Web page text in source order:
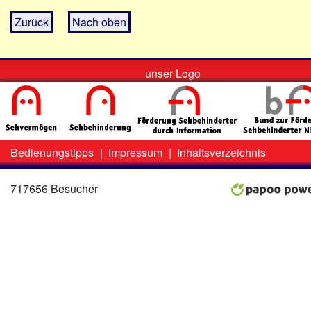
Zurück Nach oben
unser Logo
Zweit-
Menü
Bedienungstipps | Impressum | Inhaltsverzeichnis
717656 Besucher